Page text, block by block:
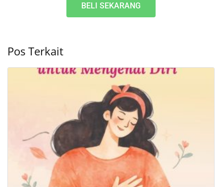
BELI SEKARANG
Pos Terkait